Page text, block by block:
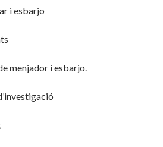
i esbarjo
menjador i esbarjo.